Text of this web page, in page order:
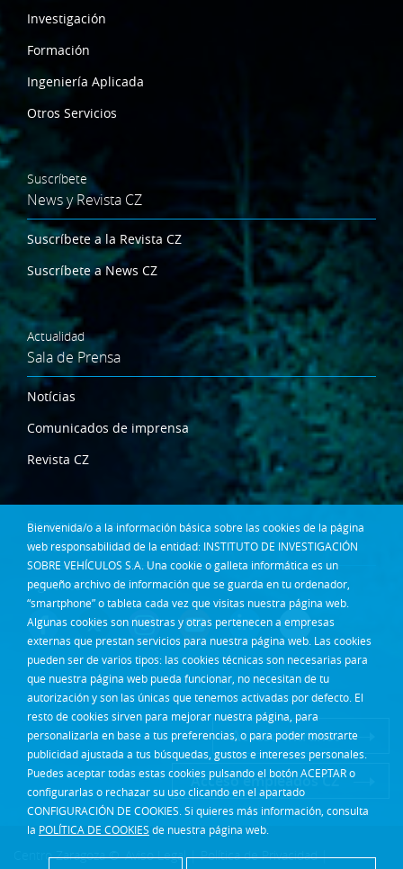
Bienvenida/o a la información básica sobre las cookies de la página
web responsabilidad de la entidad: INSTITUTO DE INVESTIGACIÓN
SOBRE VEHÍCULOS S.A. Una cookie o galleta informática es un
pequeño archivo de información que se guarda en tu ordenador,
“smartphone” o tableta cada vez que visitas nuestra página web.
Algunas cookies son nuestras y otras pertenecen a empresas
externas que prestan servicios para nuestra página web. Las cookies
pueden ser de varios tipos: las cookies técnicas son necesarias para
que nuestra página web pueda funcionar, no necesitan de tu
autorización y son las únicas que tenemos activadas por defecto. El
resto de cookies sirven para mejorar nuestra página, para
personalizarla en base a tus preferencias, o para poder mostrarte
publicidad ajustada a tus búsquedas, gustos e intereses personales.
Puedes aceptar todas estas cookies pulsando el botón ACEPTAR o
configurarlas o rechazar su uso clicando en el apartado
CONFIGURACIÓN DE COOKIES. Si quieres más información, consulta
la POLÍTICA DE COOKIES de nuestra página web.
Investigación
Formación
Ingeniería Aplicada
Otros Servicios
Suscríbete
News y Revista CZ
Suscríbete a la Revista CZ
Suscríbete a News CZ
Actualidad
Sala de Prensa
Notícias
Comunicados de imprensa
Revista CZ
Dónde estamos
Contacta
Síguenos en:
Acceso Intranet
Acceso empleados CZ
Centro Zaragoza © Aviso Legal |Política de Privacidad|